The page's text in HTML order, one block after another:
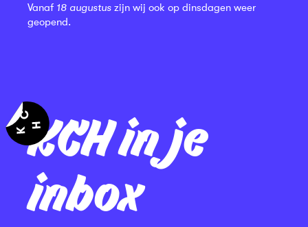
KCH in je
inbox
Vanaf 18 augustus zijn wij ook op dinsdagen weer
geopend.